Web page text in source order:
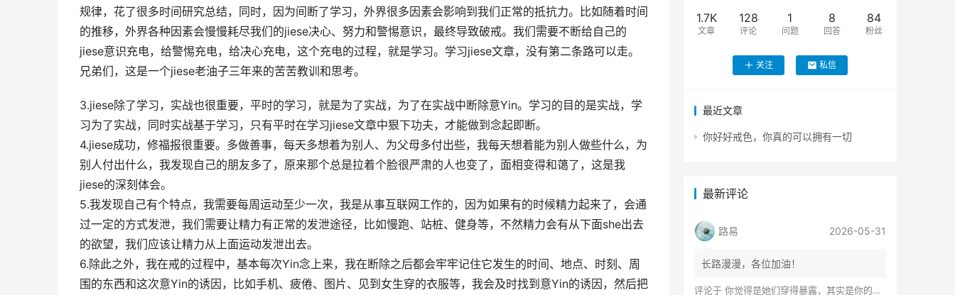
规律，花了很多时间研究总结，同时，因为间断了学习，外界很多因素会影响到我们正常的抵抗力。比如随着时间
的推移，外界各种因素会慢慢耗尽我们的jiese决心、努力和警惕意识，最终导致破戒。我们需要不断给自己的
jiese意识充电，给警惕充电，给决心充电，这个充电的过程，就是学习。学习jiese文章，没有第二条路可以走。
兄弟们，这是一个jiese老油子三年来的苦苦教训和思考。
3.jiese除了学习，实战也很重要，平时的学习，就是为了实战，为了在实战中断除意Yin。学习的目的是实战，学
习为了实战，同时实战基于学习，只有平时在学习jiese文章中狠下功夫，才能做到念起即断。
4.jiese成功，修福报很重要。多做善事，每天多想着为别人、为父母多付出些，我每天想着能为别人做些什么，为
别人付出什么，我发现自己的朋友多了，原来那个总是拉着个脸很严肃的人也变了，面相变得和蔼了，这是我
jiese的深刻体会。
5.我发现自己有个特点，我需要每周运动至少一次，我是从事互联网工作的，因为如果有的时候精力起来了，会通
过一定的方式发泄，我们需要让精力有正常的发泄途径，比如慢跑、站桩、健身等，不然精力会有从下面she出去
的欲望，我们应该让精力从上面运动发泄出去。
6.除此之外，我在戒的过程中，基本每次Yin念上来，我在断除之后都会牢牢记住它发生的时间、地点、时刻、周
围的东西和这次意Yin的诱因，比如手机、疲倦、图片、见到女生穿的衣服等，我会及时找到意Yin的诱因，然后把
1.7K
文章
128
评论
1
问题
8
回答
84
粉丝
关注 私信
最近文章
你好好戒色，你真的可以拥有一切
最新评论
路易 2026-05-31
长路漫漫，各位加油！
评论于 你觉得是她们穿得暴露，其实是你的心在着火